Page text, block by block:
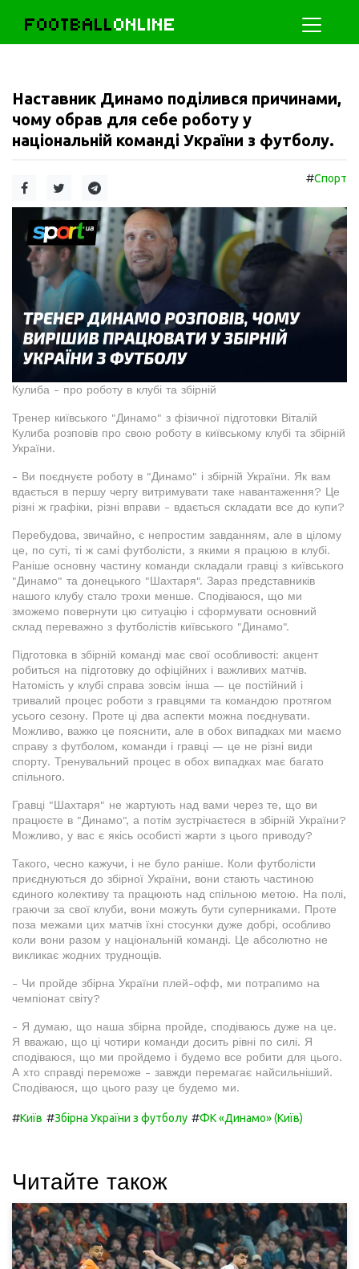
FOOTBALLONLINE
Наставник Динамо поділився причинами,
чому обрав для себе роботу у
національній команді України з футболу.
#Спорт
Кулиба - про роботу в клубі та збірній
Тренер київського "Динамо" з фізичної підготовки Віталій
Кулиба розповів про свою роботу в київському клубі та збірній
України.
- Ви поєднуєте роботу в "Динамо" і збірній України. Як вам
вдається в першу чергу витримувати таке навантаження? Це
різні ж графіки, різні вправи - вдається складати все до купи?
Перебудова, звичайно, є непростим завданням, але в цілому
це, по суті, ті ж самі футболісти, з якими я працюю в клубі.
Раніше основну частину команди складали гравці з київського
"Динамо" та донецького "Шахтаря". Зараз представників
нашого клубу стало трохи менше. Сподіваюся, що ми
зможемо повернути цю ситуацію і сформувати основний
склад переважно з футболістів київського "Динамо".
Підготовка в збірній команді має свої особливості: акцент
робиться на підготовку до офіційних і важливих матчів.
Натомість у клубі справа зовсім інша — це постійний і
тривалий процес роботи з гравцями та командою протягом
усього сезону. Проте ці два аспекти можна поєднувати.
Можливо, важко це пояснити, але в обох випадках ми маємо
справу з футболом, команди і гравці — це не різні види
спорту. Тренувальний процес в обох випадках має багато
спільного.
Гравці "Шахтаря" не жартують над вами через те, що ви
працюєте в "Динамо", а потім зустрічаєтеся в збірній України?
Можливо, у вас є якісь особисті жарти з цього приводу?
Такого, чесно кажучи, і не було раніше. Коли футболісти
приєднуються до збірної України, вони стають частиною
єдиного колективу та працюють над спільною метою. На полі,
граючи за свої клуби, вони можуть бути суперниками. Проте
поза межами цих матчів їхні стосунки дуже добрі, особливо
коли вони разом у національній команді. Це абсолютно не
викликає жодних труднощів.
- Чи пройде збірна України плей-офф, ми потрапимо на
чемпіонат світу?
- Я думаю, що наша збірна пройде, сподіваюсь дуже на це.
Я вважаю, що ці чотири команди досить рівні по силі. Я
сподіваюся, що ми пройдемо і будемо все робити для цього.
А хто справді переможе - завжди перемагає найсильніший.
Сподіваюся, що цього разу це будемо ми.
#Київ #Збірна України з футболу #ФК «Динамо» (Київ)
Читайте також